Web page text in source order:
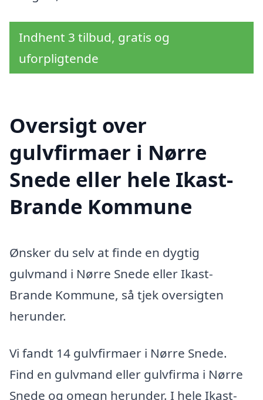
Indhent 3 tilbud, gratis og
uforpligtende
Oversigt over
gulvfirmaer i Nørre
Snede eller hele Ikast-
Brande Kommune
Ønsker du selv at finde en dygtig
gulvmand i Nørre Snede eller Ikast-
Brande Kommune, så tjek oversigten
herunder.
Vi fandt 14 gulvfirmaer i Nørre Snede.
Find en gulvmand eller gulvfirma i Nørre
Snede og omegn herunder. I hele Ikast-